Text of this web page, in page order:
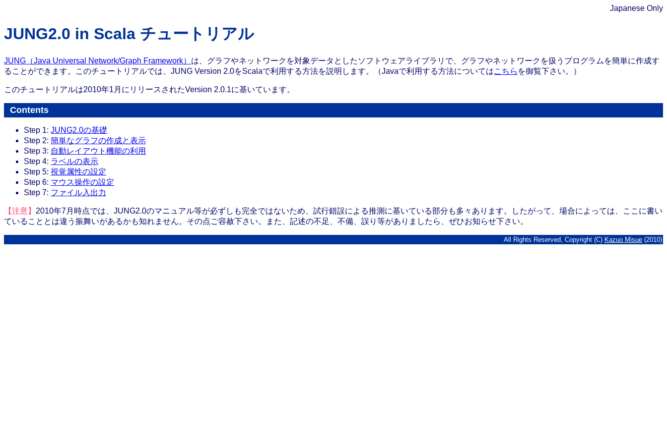
Japanese Only
JUNG2.0 in Scala チュートリアル
JUNG（Java Universal Network/Graph Framework） は、グラフやネットワークを対象データとしたソフトウェアライブラリで、グラフやネットワークを扱うプログラムを簡単に作成す
ることができます。このチュートリアルでは、JUNG Version 2.0をScalaで利用する方法を説明します。（Javaで利用する方法についてはこちら を御覧下さい。）
このチュートリアルは2010年1月にリリースされたVersion 2.0.1に基いています。
Contents
Step 1: JUNG2.0の基礎
Step 2: 簡単なグラフの作成と表示
Step 3: 自動レイアウト機能の利用
Step 4: ラベルの表示
Step 5: 視覚属性の設定
Step 6: マウス操作の設定
Step 7: ファイル入出力
【注意】 2010年7月時点では、JUNG2.0のマニュアル等が必ずしも完全ではないため、試行錯誤による推測に基いている部分も多々あります。したがって、場合によっては、ここに書い
ていることとは違う振舞いがあるかも知れません。その点ご容赦下さい。また、記述の不足、不備、誤り等がありましたら、ぜひお知らせ下さい。
All Rights Reserved, Copyright (C) Kazuo Misue (2010)